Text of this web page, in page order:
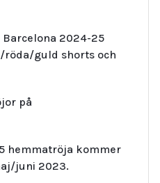
2024-25
guld shorts och
på
hemmatröja kommer
juni 2023.